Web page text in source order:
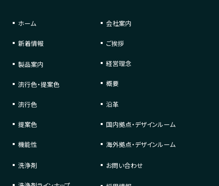
ホーム
新着情報
製品案内
流行色・提案色
流行色
提案色
機能性
洗浄剤
会社案内
ご挨拶
経営理念
概要
沿革
国内拠点・デザインルーム
海外拠点・デザインルーム
お問い合わせ